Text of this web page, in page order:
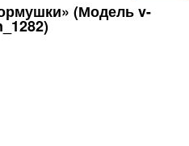
(Модель v-